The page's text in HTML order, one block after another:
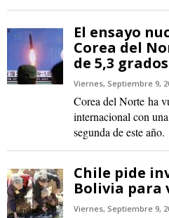
El ensayo
Corea del
de 5,3 grados
Viernes, Septiembre 9,
Corea del Norte ha
internacional con
segunda de este año.
Chile pide
Bolivia para
Viernes, Septiembre 9,